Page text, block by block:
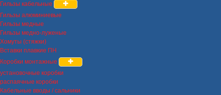
Гильзы кабельные
Гильзы алюминиевые
Гильзы медные
Гильзы медно-луженые
Хомуты (стяжки)
Вставки плавкие ПН
Коробки монтажные
установочные коробки
распаячные коробки
Кабельные вводы / сальники